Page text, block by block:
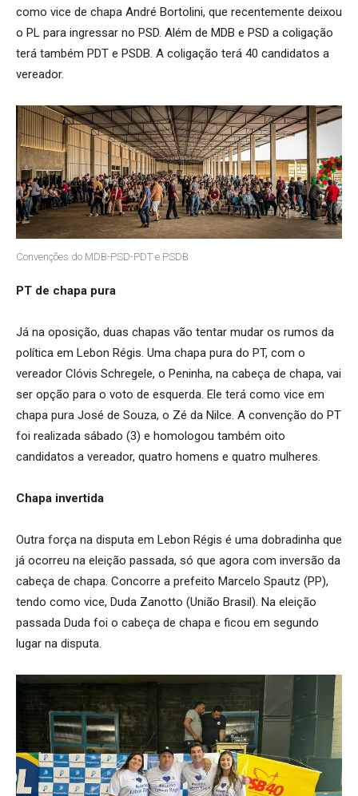
como vice de chapa André Bortolini, que recentemente deixou
o PL para ingressar no PSD. Além de MDB e PSD a coligação
terá também PDT e PSDB. A coligação terá 40 candidatos a
vereador.
Convenções do MDB-PSD-PDT e PSDB
PT de chapa pura
Já na oposição, duas chapas vão tentar mudar os rumos da
política em Lebon Régis. Uma chapa pura do PT, com o
vereador Clóvis Schregele, o Peninha, na cabeça de chapa, vai
ser opção para o voto de esquerda. Ele terá como vice em
chapa pura José de Souza, o Zé da Nilce. A convenção do PT
foi realizada sábado (3) e homologou também oito
candidatos a vereador, quatro homens e quatro mulheres.
Chapa invertida
Outra força na disputa em Lebon Régis é uma dobradinha que
já ocorreu na eleição passada, só que agora com inversão da
cabeça de chapa. Concorre a prefeito Marcelo Spautz (PP),
tendo como vice, Duda Zanotto (União Brasil). Na eleição
passada Duda foi o cabeça de chapa e ficou em segundo
lugar na disputa.